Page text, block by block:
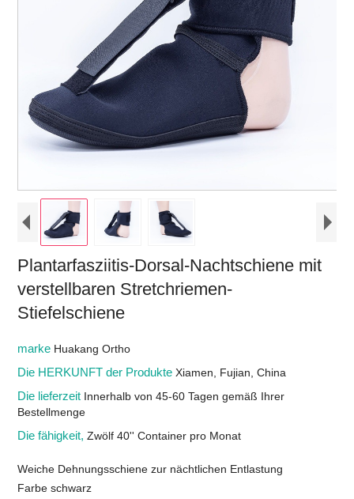
Plantarfasziitis-Dorsal-Nachtschiene mit
verstellbaren Stretchriemen-
Stiefelschiene
marke Huakang Ortho
Die HERKUNFT der ProdukteXiamen, Fujian, China
Die lieferzeit Innerhalb von 45-60 Tagen gemäß Ihrer
Bestellmenge
Die fähigkeit,Zwölf 40'' Container pro Monat
Weiche Dehnungsschiene zur nächtlichen Entlastung
Farbe schwarz